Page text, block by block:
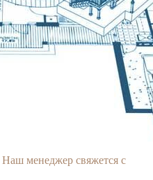
Наш менеджер свяжется с